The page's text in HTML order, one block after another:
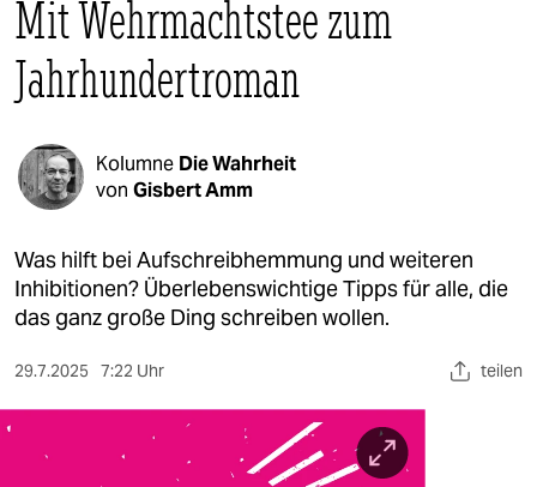
politik
öko
kultur
berlin
verlag
Mit Wehrmachtstee zum
Jahrhundertroman
Kolumne Die Wahrheit
von Gisbert Amm
Was hilft bei Aufschreibhemmung und weiteren
Inhibitionen? Überlebenswichtige Tipps für alle, die
das ganz große Ding schreiben wollen.
29.7.2025 7:22 Uhr teilen